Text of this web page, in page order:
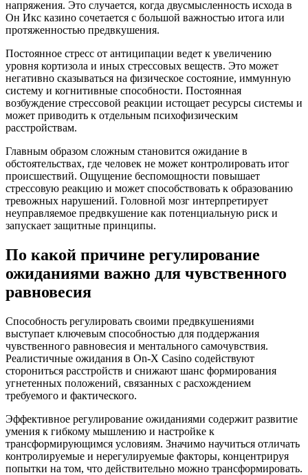
напряжения. Это случается, когда двусмысленность исхода в
Он Икс казино сочетается с большой важностью итога или
протяженностью предвкушения.
Постоянное стресс от антиципации ведет к увеличению
уровня кортизола и иных стрессовых веществ. Это может
негативно сказываться на физическое состояние, иммунную
систему и когнитивные способности. Постоянная
возбуждение стрессовой реакции истощает ресурсы системы и
может приводить к отдельным психофизическим
расстройствам.
Главным образом сложным становится ожидание в
обстоятельствах, где человек не может контролировать итог
происшествий. Ощущение беспомощности повышает
стрессовую реакцию и может способствовать к образованию
тревожных нарушений. Головной мозг интерпретирует
неуправляемое предвкушение как потенциальную риск и
запускает защитные принципы.
По какой причине регулирование
ожиданиями важно для чувственного
равновесия
Способность регулировать своими предвкушениями
выступает ключевым способностью для поддержания
чувственного равновесия и ментального самочувствия.
Реалистичные ожидания в On-X Casino содействуют
сторониться расстройств и снижают шанс формирования
угнетенных положений, связанных с расхождением
требуемого и фактического.
Эффективное регулирование ожиданиями содержит развитие
умения к гибкому мышлению и настройке к
трансформирующимся условиям. Значимо научиться отличать
контролируемые и нерегулируемые факторы, концентрируя
попытки на том, что действительно можно трансформировать.